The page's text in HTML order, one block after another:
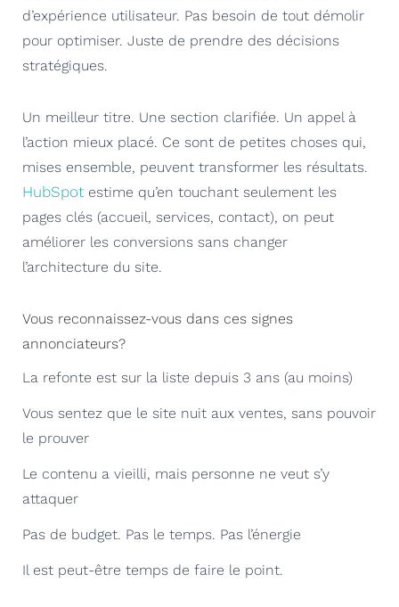
d’expérience utilisateur. Pas besoin de tout démolir
pour optimiser. Juste de prendre des décisions
stratégiques.
Un meilleur titre. Une section clarifiée. Un appel à
l’action mieux placé. Ce sont de petites choses qui,
mises ensemble, peuvent transformer les résultats.
HubSpot estime qu’en touchant seulement les
pages clés (accueil, services, contact), on peut
améliorer les conversions sans changer
l’architecture du site.
Vous reconnaissez-vous dans ces signes
annonciateurs?
La refonte est sur la liste depuis 3 ans (au moins)
Vous sentez que le site nuit aux ventes, sans pouvoir
le prouver
Le contenu a vieilli, mais personne ne veut s’y
attaquer
Pas de budget. Pas le temps. Pas l’énergie
Il est peut-être temps de faire le point.